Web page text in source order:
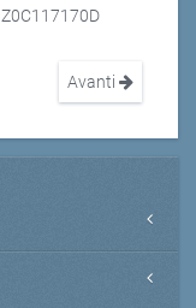
Z0C117170D
Avanti